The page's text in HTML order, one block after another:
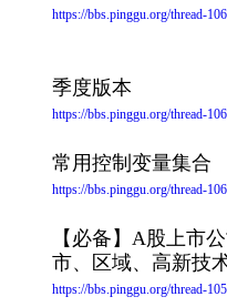
https://bbs.pinggu.org/thread-
季度版本
https://bbs.pinggu.org/thread-
常用控制变量集合
https://bbs.pinggu.org/thread-
【必备】A股上市
市、区域、高新技
https://bbs.pinggu.org/thread-